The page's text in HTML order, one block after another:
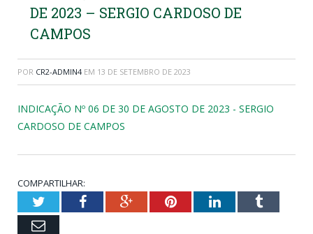
DE 2023 – SERGIO CARDOSO DE
CAMPOS
POR CR2-ADMIN4 EM 13 DE SETEMBRO DE 2023
INDICAÇÃO Nº 06 DE 30 DE AGOSTO DE 2023 - SERGIO
CARDOSO DE CAMPOS
COMPARTILHAR:
TwitterFacebookGoogle+PinterestLinkedInTumblr
Email